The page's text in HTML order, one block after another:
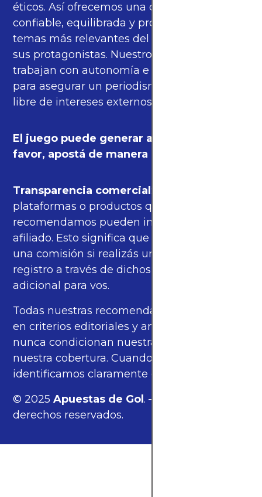
éticos. Así ofrecemos una cobertura
confiable, equilibrada y propia sobre los
temas más relevantes del fútbol mundial y
sus protagonistas. Nuestros periodistas
trabajan con autonomía e independencia
para asegurar un periodismo de calidad,
libre de intereses externos.
El juego puede generar adicción. Por
favor, apostá de manera responsable.
Transparencia comercial: algunas de las
plataformas o productos que
recomendamos pueden incluir enlaces de
afiliado. Esto significa que podríamos recibir
una comisión si realizás una compra o
registro a través de dichos enlaces, sin costo
adicional para vos.
Todas nuestras recomendaciones se basan
en criterios editoriales y análisis propios, y
nunca condicionan nuestras opiniones ni
nuestra cobertura. Cuando corresponde,
identificamos claramente estos enlaces.
© 2025Apuestas de Gol. — Todos los
derechos reservados.